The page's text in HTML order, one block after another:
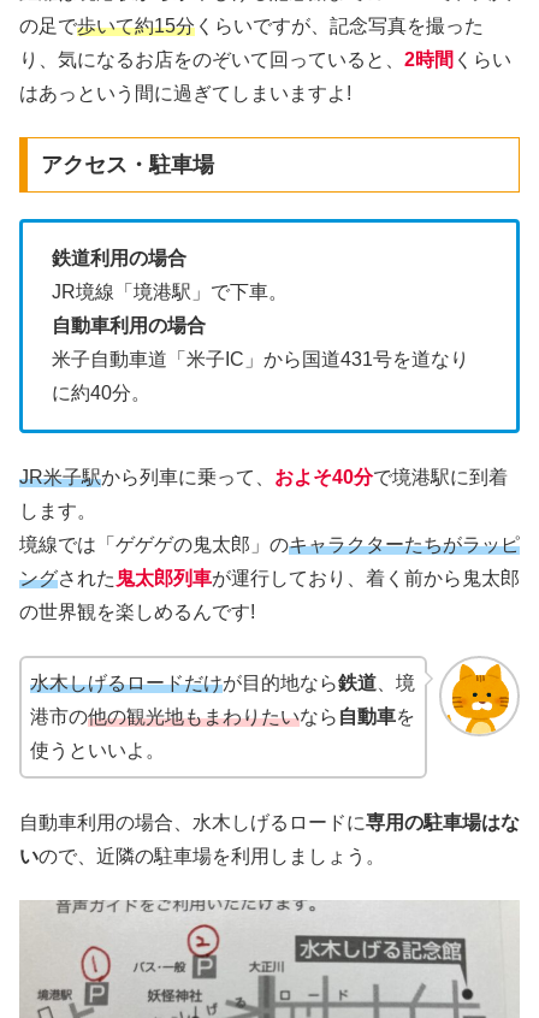
の足で歩いて約15分 くらいですが、記念写真を撮った
り、気になるお店をのぞいて回っていると、 2時間 くらい
はあっという間に過ぎてしまいますよ!
アクセス・駐車場
鉄道利用の場合
JR境線「境港駅」で下車。
自動車利用の場合
米子自動車道「米子IC」から国道431号を道なり
に約40分。
JR米子駅から列車に乗って、 およそ40分で境港駅に到着
します。
境線では「ゲゲゲの鬼太郎」のキャラクターたちがラッピ
ングされた 鬼太郎列車が運行しており、着く前から鬼太郎
の世界観を楽しめるんです!
水木しげるロードだけが目的地なら鉄道 、境
港市の他の観光地もまわりたいなら 自動車を
使うといいよ。
自動車利用の場合、水木しげるロードに専用の駐車場はな
いので、近隣の駐車場を利用しましょう。